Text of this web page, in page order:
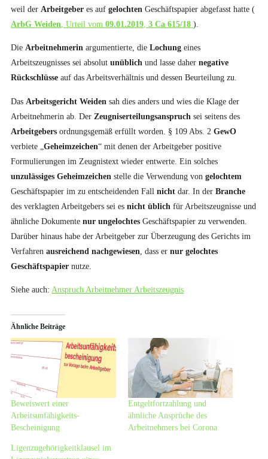
weil der Arbeitgeber es aufgelochten Geschäftspapier abgefasst hatte (
ArbG Weiden , Urteil vom09.01.2019 ,3 Ca 615/18 ).
DieArbeitnehmerin argumentierte, die Lochung eines
Arbeitszeugnisses sei absolutunüblich und lasse dahernegative
Rückschlüsse auf das Arbeitsverhältnis und dessen Beurteilung zu.
Das Arbeitsgericht Weiden sah dies anders und wies die Klage der
Arbeitnehmerin ab. Der Zeugniserteilungsanspruch sei seitens des
Arbeitgebers ordnungsgemäß erfüllt worden. § 109 Abs. 2GewO
verbiete „Geheimzeichen“ mit denen der Arbeitgeber positive
Formulierungen im Zeugnistext wieder entwerte. Ein solches
unzulässiges Geheimzeichen stelle die Verwendung von gelochtem
Geschäftspapier im zu entscheidenden Fall nicht dar. In derBranche
des verklagten Arbeitgebers sei esnicht üblich für Arbeitszeugnisse und
ähnliche Dokumentenur ungelochtes Geschäftspapier zu verwenden.
Darüber hinaus habe der Arbeitgeber zur Überzeugung des Gerichts im
Verfahrenausreichend nachgewiesen , dass ernur gelochtes
Geschäftspapier nutze.
Siehe auch:Anspruch Arbeitnehmer Arbeitszeugnis
Ähnliche Beiträge
Beweiswert einer
Arbeitsunfähigkeits-
Bescheinigung
Entgeltfortzahlung und
ähnliche Ansprüche des
Arbeitnehmers bei Corona
Ligenzugehörigkeitklausel im